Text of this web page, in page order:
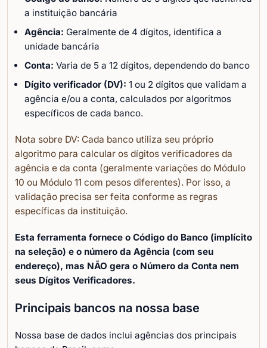
a instituição bancária
Agência: Geralmente de 4 dígitos, identifica a
unidade bancária
Conta: Varia de 5 a 12 dígitos, dependendo do banco
Dígito verificador (DV): 1 ou 2 dígitos que validam a
agência e/ou a conta, calculados por algoritmos
específicos de cada banco.
Nota sobre DV: Cada banco utiliza seu próprio
algoritmo para calcular os dígitos verificadores da
agência e da conta (geralmente variações do Módulo
10 ou Módulo 11 com pesos diferentes). Por isso, a
validação precisa ser feita conforme as regras
específicas da instituição.
Esta ferramenta fornece o Código do Banco (implícito
na seleção) e o número da Agência (com seu
endereço), mas NÃO gera o Número da Conta nem
seus Dígitos Verificadores.
Principais bancos na nossa base
Nossa base de dados inclui agências dos principais